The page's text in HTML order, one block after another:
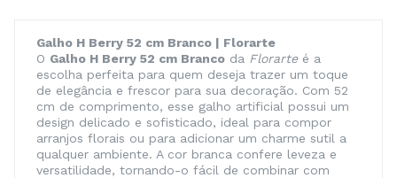
Galho H Berry 52 cm Branco | Florarte
O Galho H Berry 52 cm Branco da Florarteé a
escolha perfeita para quem deseja trazer um toque
de elegância e frescor para sua decoração. Com 52
cm de comprimento, esse galho artificial possui um
design delicado e sofisticado, ideal para compor
arranjos florais ou para adicionar um charme sutil a
qualquer ambiente. A cor branca confere leveza e
versatilidade, tornando-o fácil de combinar com